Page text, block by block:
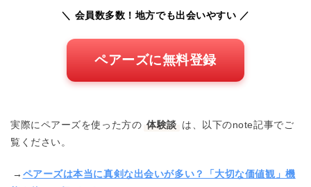
＼ 会員数多数！地方でも出会いやすい ／
ペアーズに無料登録
実際にペアーズを使った方の 体験談 は、以下のnote記事でご
覧ください。
→ ペアーズは本当に真剣な出会いが多い？「大切な価値観」機